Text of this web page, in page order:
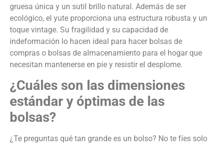
gruesa única y un sutil brillo natural. Además de ser
ecológico, el yute proporciona una estructura robusta y un
toque vintage. Su fragilidad y su capacidad de
indeformación lo hacen ideal para hacer bolsas de
compras o bolsas de almacenamiento para el hogar que
necesitan mantenerse en pie y resistir el desplome.
¿Cuáles son las dimensiones
estándar y óptimas de las
bolsas?
¿Te preguntas qué tan grande es un bolso? No te fíes solo